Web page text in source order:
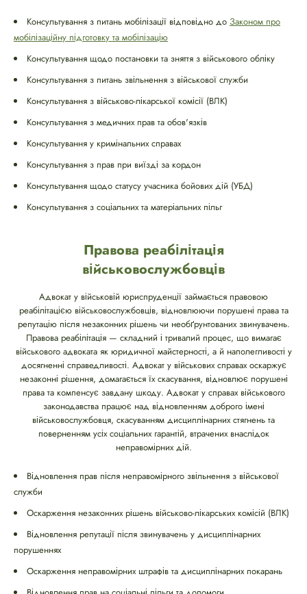
Консультування з питань мобілізації відповідно до Законом про
мобілізаційну підготовку та мобілізацію
Консультування щодо постановки та зняття з військового обліку
Консультування з питань звільнення з військової служби
Консультування з військово-лікарської комісії (ВЛК)
Консультування з медичних прав та обов'язків
Консультування у кримінальних справах
Консультування з прав при виїзді за кордон
Консультування щодо статусу учасника бойових дій (УБД)
Консультування з соціальних та матеріальних пільг
Правова реабілітація
військовослужбовців
Адвокат у військовій юриспруденції займається правовою
реабілітацією військовослужбовців, відновлюючи порушені права та
репутацію після незаконних рішень чи необґрунтованих звинувачень.
Правова реабілітація — складний і тривалий процес, що вимагає
військового адвоката як юридичної майстерності, а й наполегливості у
досягненні справедливості. Адвокат у військових справах оскаржує
незаконні рішення, домагається їх скасування, відновлює порушені
права та компенсує завдану шкоду. Адвокат у справах військового
законодавства працює над відновленням доброго імені
військовослужбовця, скасуванням дисциплінарних стягнень та
поверненням усіх соціальних гарантій, втрачених внаслідок
неправомірних дій.
Відновлення прав після неправомірного звільнення з військової
служби
Оскарження незаконних рішень військово-лікарських комісій (ВЛК)
Відновлення репутації після звинувачень у дисциплінарних
порушеннях
Оскарження неправомірних штрафів та дисциплінарних покарань